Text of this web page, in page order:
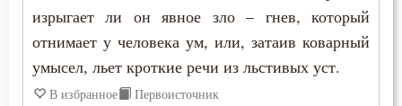
Богородица
Болезнь
Иоанн Златоуст
Иоанн Карпафский
изрыгает ли он явное зло – гнев, который
отнимает у человека ум, или, затаив коварный
умысел, льет кроткие речи из льстивых уст.
В избранное Первоисточник